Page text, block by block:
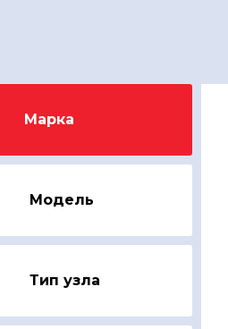
Марка
Модель
Тип узла